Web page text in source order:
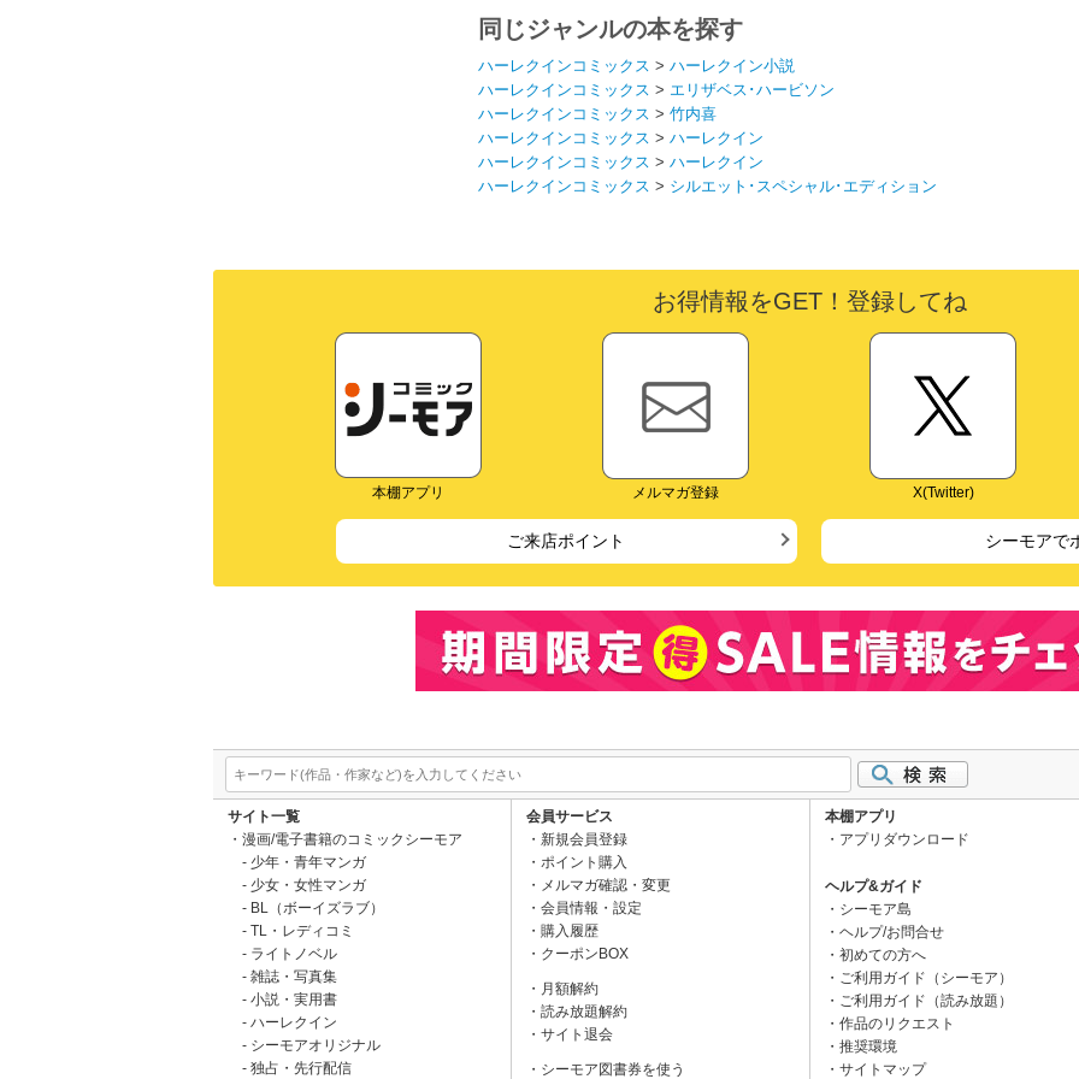
ってくれない件～
同じジャンルの本を探す
ハーレクインコミックス > ハーレクイン小説
ハーレクインコミックス > エリザベス･ハービソン
ハーレクインコミックス > 竹内喜
ハーレクインコミックス > ハーレクイン
ハーレクインコミックス > ハーレクイン
ハーレクインコミックス > シルエット･スペシャル･エディション
お得情報をGET！登録してね
本棚アプリ メルマガ登録 X(Twitter)
ご来店ポイント シーモアで
サイト一覧
漫画/電子書籍のコミックシーモア
少年・青年マンガ
少女・女性マンガ
BL（ボーイズラブ）
TL・レディコミ
ライトノベル
雑誌・写真集
小説・実用書
ハーレクイン
シーモアオリジナル
独占・先行配信
会員サービス
新規会員登録
ポイント購入
メルマガ確認・変更
会員情報・設定
購入履歴
クーポンBOX
月額解約
読み放題解約
サイト退会
シーモア図書券を使う
本棚アプリ
アプリダウンロード
ヘルプ&ガイド
シーモア島
ヘルプ/お問合せ
初めての方へ
ご利用ガイド（シーモア）
ご利用ガイド（読み放題）
作品のリクエスト
推奨環境
サイトマップ